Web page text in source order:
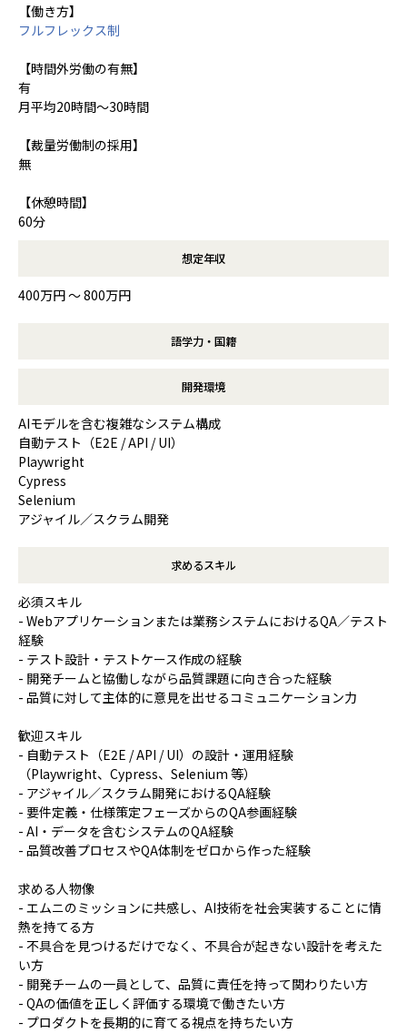
【働き方】
フルフレックス制
【時間外労働の有無】
有
月平均20時間～30時間
【裁量労働制の採用】
無
【休憩時間】
60分
想定年収
400万円 〜 800万円
語学力・国籍
開発環境
AIモデルを含む複雑なシステム構成
自動テスト（E2E / API / UI）
Playwright
Cypress
Selenium
アジャイル／スクラム開発
求めるスキル
必須スキル
- Webアプリケーションまたは業務システムにおけるQA／テスト
経験
- テスト設計・テストケース作成の経験
- 開発チームと協働しながら品質課題に向き合った経験
- 品質に対して主体的に意見を出せるコミュニケーション力
歓迎スキル
- 自動テスト（E2E / API / UI）の設計・運用経験
（Playwright、Cypress、Selenium 等）
- アジャイル／スクラム開発におけるQA経験
- 要件定義・仕様策定フェーズからのQA参画経験
- AI・データを含むシステムのQA経験
- 品質改善プロセスやQA体制をゼロから作った経験
求める人物像
- エムニのミッションに共感し、AI技術を社会実装することに情
熱を持てる方
- 不具合を見つけるだけでなく、不具合が起きない設計を考えた
い方
- 開発チームの一員として、品質に責任を持って関わりたい方
- QAの価値を正しく評価する環境で働きたい方
- プロダクトを長期的に育てる視点を持ちたい方